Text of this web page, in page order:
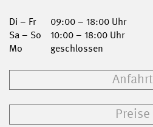
Di – Fr
09:00 – 18:00 Uhr
Sa – So
10:00 – 18:00 Uhr
Mo
geschlossen
Anfahrt
Preise